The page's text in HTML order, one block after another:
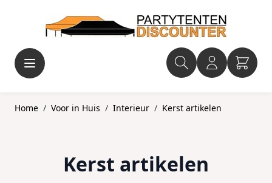
Home / Voor in Huis / Interieur / Kerst artikelen
Kerst artikelen